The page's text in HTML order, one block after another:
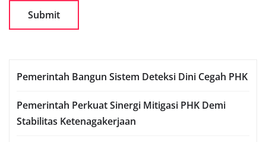
Pemerintah Bangun Sistem Deteksi Dini Cegah PHK
Pemerintah Perkuat Sinergi Mitigasi PHK Demi
Stabilitas Ketenagakerjaan